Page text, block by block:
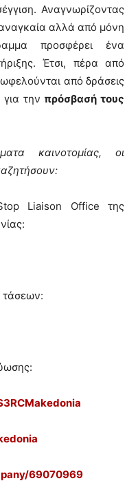
Αναγνωρίζοντας
αλλά από μόνη
προσφέρει ένα
Έτσι, πέρα από
από δράσεις
για την πρόσβασή τους
καινοτομίας, οι
Liaison Office της
τάσεων:
69070969